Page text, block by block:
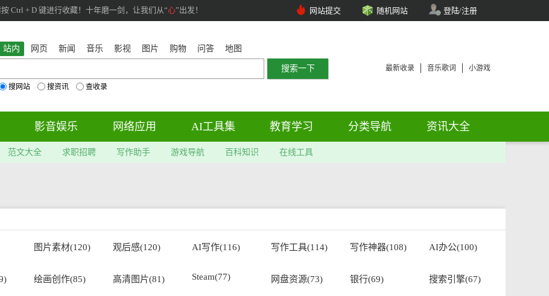
Ctrl + D 键进行收藏！十年磨一剑，让我们从“心”出发！ 网站提交 随机网站 登陆/注册
站内 网页 新闻 音乐 影视 图片 购物 问答 地图
搜网站 搜资讯 查收录
最新收录 音乐歌词 小游戏
影音娱乐 网络应用 AI工具集 教育学习 分类导航 资讯大全
范文大全 求职招聘 写作助手 游戏导航 百科知识 在线工具
图片素材(120) 观后感(120) AI写作(116) 写作工具(114) 写作神器(108) AI办公(100)
绘画创作(85) 高清图片(81) Steam(77) 网盘资源(73) 银行(69) 搜索引擎(67)